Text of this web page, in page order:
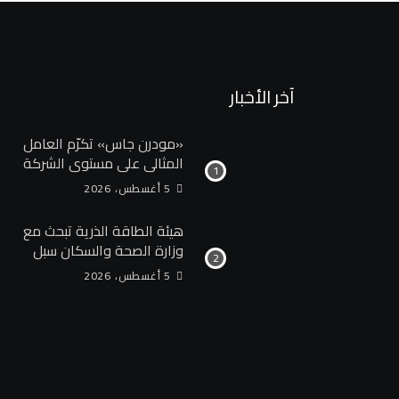
آخر الأخبار
«مودرن جاس» تكرّم العامل
المثالي علي مستوي الشركة
5 أغسطس، 2026
هيئة الطاقة الذرية تبحث مع
وزارة الصحة والسكان سبل
تعزيز التعاون في مجالات
الصحة والعلاج الإشعاعي
5 أغسطس، 2026